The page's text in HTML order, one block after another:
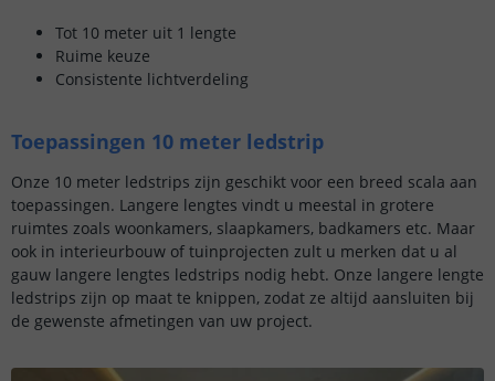
Tot 10 meter uit 1 lengte
Ruime keuze
Consistente lichtverdeling
Toepassingen 10 meter ledstrip
Onze 10 meter ledstrips zijn geschikt voor een breed scala aan
toepassingen. Langere lengtes vindt u meestal in grotere
ruimtes zoals woonkamers, slaapkamers, badkamers etc. Maar
ook in interieurbouw of tuinprojecten zult u merken dat u al
gauw langere lengtes ledstrips nodig hebt. Onze langere lengte
ledstrips zijn op maat te knippen, zodat ze altijd aansluiten bij
de gewenste afmetingen van uw project.